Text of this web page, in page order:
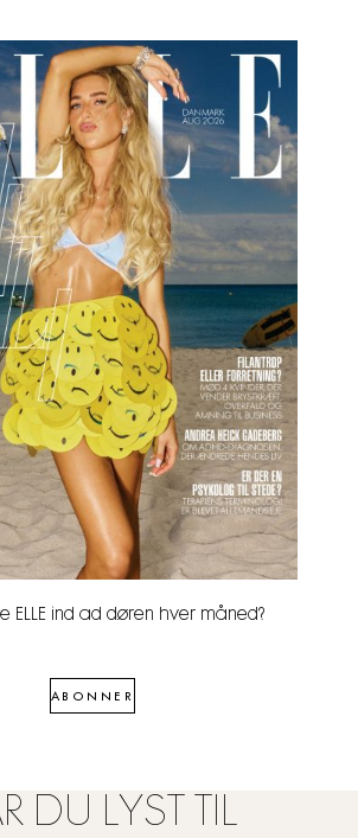
ELLE ind ad døren hver måned?
ABONNER
DU LYST TIL